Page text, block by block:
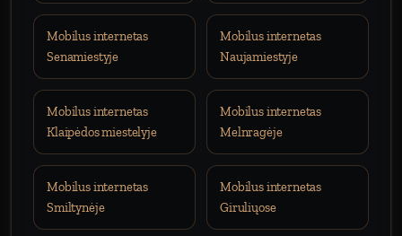
Mobilus internetas
Senamiestyje
Mobilus internetas
Naujamiestyje
Mobilus internetas
Klaipėdos miestelyje
Mobilus internetas
Melnragėje
Mobilus internetas
Smiltynėje
Mobilus internetas
Giruliųose